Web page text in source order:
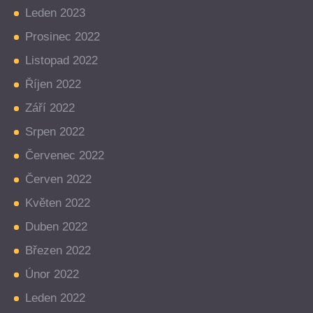
Leden 2023
Prosinec 2022
Listopad 2022
Říjen 2022
Září 2022
Srpen 2022
Červenec 2022
Červen 2022
Květen 2022
Duben 2022
Březen 2022
Únor 2022
Leden 2022